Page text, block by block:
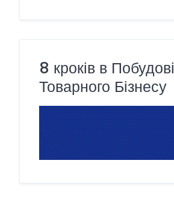
8 кроків в Побудові
Товарного Бізнесу